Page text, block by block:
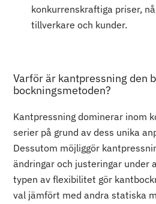
konkurrenskraftiga priser,
tillverkare och kunder.
Varför är kantpressning den
bockningsmetoden?
Kantpressning dominerar inom
serier på grund av dess unika
Dessutom möjliggör
ändringar och justeringar under
typen av flexibilitet gör
val jämfört med andra statiska